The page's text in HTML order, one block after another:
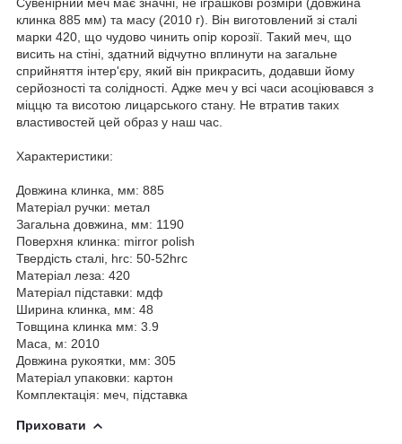
клинка 885 мм) та масу (2010 г). Він виготовлений зі сталі
марки 420, що чудово чинить опір корозії. Такий меч, що
висить на стіні, здатний відчутно вплинути на загальне
сприйняття інтер'єру, який він прикрасить, додавши йому
серйозності та солідності. Адже меч у всі часи асоціювався з
міццю та висотою лицарського стану. Не втратив таких
властивостей цей образ у наш час.
Характеристики:
Довжина клинка, мм: 885
Матеріал ручки: метал
Загальна довжина, мм: 1190
Поверхня клинка: mirror polish
Твердість сталі, hrc: 50-52hrc
Матеріал леза: 420
Матеріал підставки: мдф
Ширина клинка, мм: 48
Товщина клинка мм: 3.9
Маса, м: 2010
Довжина рукоятки, мм: 305
Матеріал упаковки: картон
Комплектація: меч, підставка
Приховати